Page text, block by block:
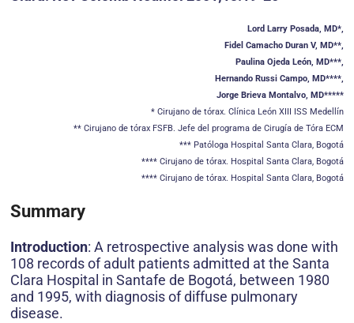
Lord Larry Posada, MD*,
Fidel Camacho Duran V, MD**,
Paulina Ojeda León, MD***,
Hernando Russi Campo, MD****,
Jorge Brieva Montalvo, MD*****
* Cirujano de tórax. Clínica León XIII ISS Medellín
** Cirujano de tórax FSFB. Jefe del programa de Cirugía de Tóra ECM
*** Patóloga Hospital Santa Clara, Bogotá
**** Cirujano de tórax. Hospital Santa Clara, Bogotá
**** Cirujano de tórax. Hospital Santa Clara, Bogotá
Summary
Introduction: A retrospective analysis was done with
108 records of adult patients admitted at the Santa
Clara Hospital in Santafe de Bogotá, between 1980
and 1995, with diagnosis of diffuse pulmonary
disease.